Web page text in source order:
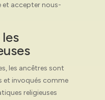
et accepter nous-
les ancêtres sont
et invoqués comme
religieuses